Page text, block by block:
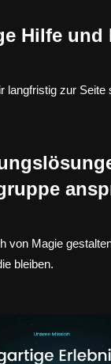
Hilfe und
langfristig zur Seite
von Magie
bleiben.